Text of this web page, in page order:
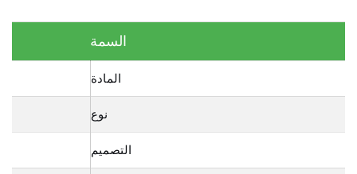
السمة
المادة
نوع
التصميم